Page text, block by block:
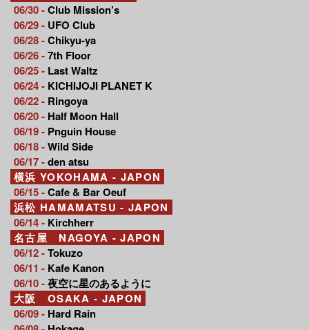
06/30 -Club Mission’s
06/29 - UFO Club
06/28 -Chikyu-ya
06/26 -7th Floor
06/25 - Last Waltz
06/24 - KICHIJOJI PLANET K
06/22 - Ringoya
06/20 - Half Moon Hall
06/19 - Pnguin House
06/18 -Wild Side
06/17 -den atsu
横浜 YOKOHAMA - JAPON
06/15 -Cafe & Bar Oeuf
浜松 HAMAMATSU - JAPON
06/14 - Kirchherr
名古屋 NAGOYA - JAPON
06/12 -Tokuzo
06/11 - Kafe Kanon
06/10 -夜空に星のあるように
大阪 OSAKA - JAPON
06/09 - Hard Rain